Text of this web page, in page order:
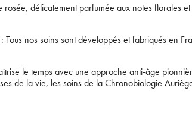
Supprimer le produit ?
Voulez-vous vraiment supprimer le produit suivant
rosée, délicatement parfumée aux notes florales
: Tous nos soins sont développés et fabriqués en
le temps avec une approche anti-âge
de la vie, les soins de la Chronobiologie
Bienvenue !
promotions en cours et bénéficier de
saison, inscrivez-vous à notre